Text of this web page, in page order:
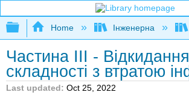
Expand/collapse global
Home Інженерна
Частина III - Відкидання
складності з втратою
Last updated Oct 25, 2022